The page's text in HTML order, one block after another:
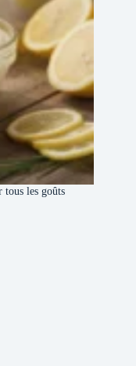
tous les goûts